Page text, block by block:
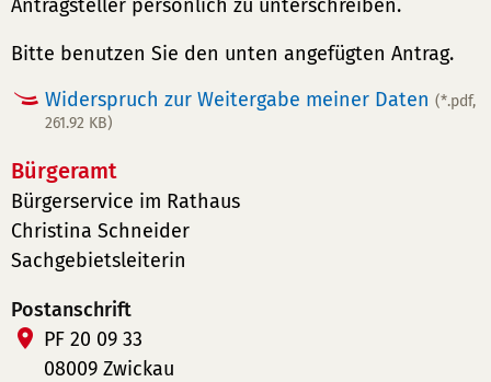
Antragsteller persönlich zu unterschreiben.
Bitte benutzen Sie den unten angefügten Antrag.
Widerspruch zur Weitergabe meiner Daten (*.pdf,
261.92 KB)
Bürgeramt
Bürgerservice im Rathaus
Christina Schneider
Sachgebietsleiterin
Postanschrift
PF 20 09 33
08009 Zwickau